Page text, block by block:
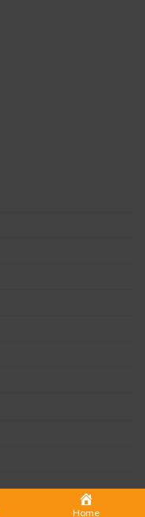
ジ All Rights Reserved.
Home